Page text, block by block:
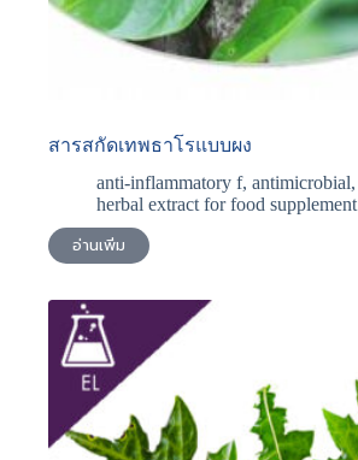
สารสกัดเทพธาโรแบบผง
anti-inflammatory f, antimicrobial,
herbal extract for food supplement
อ่านเพิ่ม